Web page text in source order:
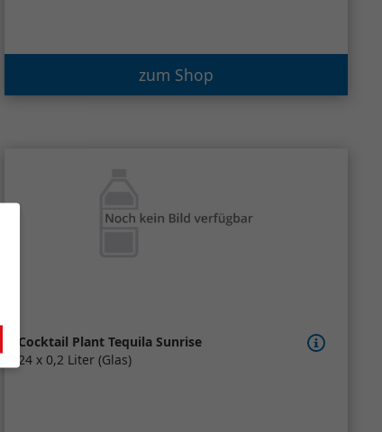
zum Shop
Cocktail Plant Tequila Sunrise
24 x 0,2 Liter (Glas)